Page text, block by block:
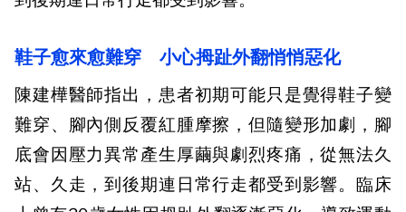
鞋子愈來愈難穿 小心拇趾外翻悄悄惡化
陳建樺醫師指出，患者初期可能只是覺得鞋子變
難穿、腳內側反覆紅腫摩擦，但隨變形加劇，腳
底會因壓力異常產生厚繭與劇烈疼痛，從無法久
站、久走，到後期連日常行走都受到影響。臨床